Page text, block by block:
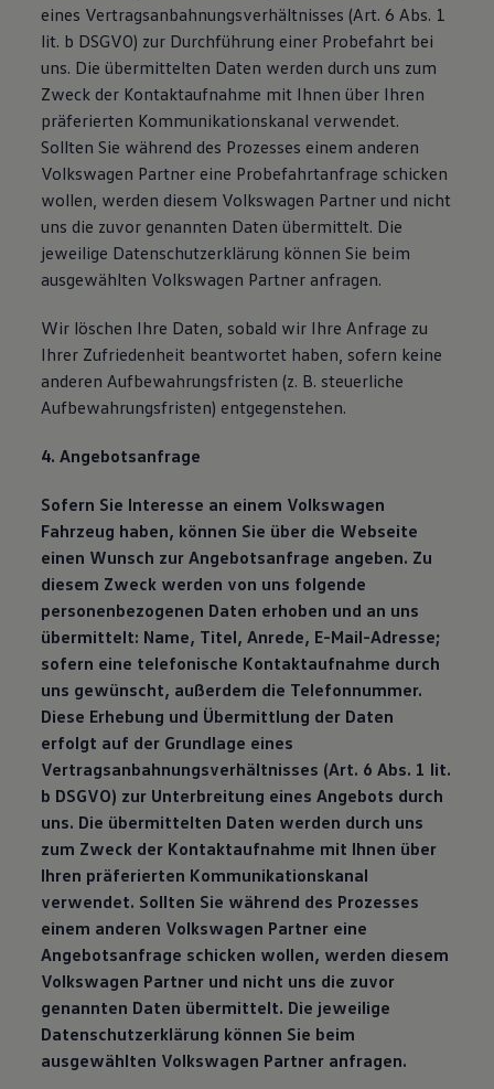
eines Vertragsanbahnungsverhältnisses (Art. 6 Abs. 1
lit. b DSGVO) zur Durchführung einer Probefahrt bei
uns. Die übermittelten Daten werden durch uns zum
Zweck der Kontaktaufnahme mit Ihnen über Ihren
präferierten Kommunikationskanal verwendet.
Sollten Sie während des Prozesses einem anderen
Volkswagen Partner eine Probefahrtanfrage schicken
wollen, werden diesem Volkswagen Partner und nicht
uns die zuvor genannten Daten übermittelt. Die
jeweilige Datenschutzerklärung können Sie beim
ausgewählten Volkswagen Partner anfragen.
Wir löschen Ihre Daten, sobald wir Ihre Anfrage zu
Ihrer Zufriedenheit beantwortet haben, sofern keine
anderen Aufbewahrungsfristen (z. B. steuerliche
Aufbewahrungsfristen) entgegenstehen.
4. Angebotsanfrage
Sofern Sie Interesse an einem Volkswagen
Fahrzeug haben, können Sie über die Webseite
einen Wunsch zur Angebotsanfrage angeben. Zu
diesem Zweck werden von uns folgende
personenbezogenen Daten erhoben und an uns
übermittelt: Name, Titel, Anrede, E-Mail-Adresse;
sofern eine telefonische Kontaktaufnahme durch
uns gewünscht, außerdem die Telefonnummer.
Diese Erhebung und Übermittlung der Daten
erfolgt auf der Grundlage eines
Vertragsanbahnungsverhältnisses (Art. 6 Abs. 1 lit.
b DSGVO) zur Unterbreitung eines Angebots durch
uns. Die übermittelten Daten werden durch uns
zum Zweck der Kontaktaufnahme mit Ihnen über
Ihren präferierten Kommunikationskanal
verwendet. Sollten Sie während des Prozesses
einem anderen Volkswagen Partner eine
Angebotsanfrage schicken wollen, werden diesem
Volkswagen Partner und nicht uns die zuvor
genannten Daten übermittelt. Die jeweilige
Datenschutzerklärung können Sie beim
ausgewählten Volkswagen Partner anfragen.